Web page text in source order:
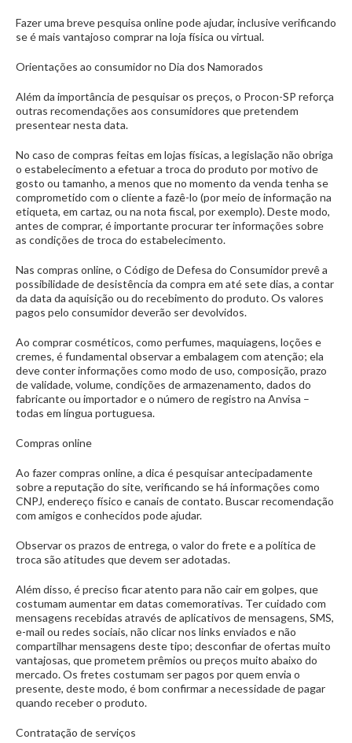
Fazer uma breve pesquisa online pode ajudar, inclusive verificando
se é mais vantajoso comprar na loja física ou virtual.
Orientações ao consumidor no Dia dos Namorados
Além da importância de pesquisar os preços, o Procon-SP reforça
outras recomendações aos consumidores que pretendem
presentear nesta data.
No caso de compras feitas em lojas físicas, a legislação não obriga
o estabelecimento a efetuar a troca do produto por motivo de
gosto ou tamanho, a menos que no momento da venda tenha se
comprometido com o cliente a fazê-lo (por meio de informação na
etiqueta, em cartaz, ou na nota fiscal, por exemplo). Deste modo,
antes de comprar, é importante procurar ter informações sobre
as condições de troca do estabelecimento.
Nas compras online, o Código de Defesa do Consumidor prevê a
possibilidade de desistência da compra em até sete dias, a contar
da data da aquisição ou do recebimento do produto. Os valores
pagos pelo consumidor deverão ser devolvidos.
Ao comprar cosméticos, como perfumes, maquiagens, loções e
cremes, é fundamental observar a embalagem com atenção; ela
deve conter informações como modo de uso, composição, prazo
de validade, volume, condições de armazenamento, dados do
fabricante ou importador e o número de registro na Anvisa –
todas em língua portuguesa.
Compras online
Ao fazer compras online, a dica é pesquisar antecipadamente
sobre a reputação do site, verificando se há informações como
CNPJ, endereço físico e canais de contato. Buscar recomendação
com amigos e conhecidos pode ajudar.
Observar os prazos de entrega, o valor do frete e a política de
troca são atitudes que devem ser adotadas.
Além disso, é preciso ficar atento para não cair em golpes, que
costumam aumentar em datas comemorativas. Ter cuidado com
mensagens recebidas através de aplicativos de mensagens, SMS,
e-mail ou redes sociais, não clicar nos links enviados e não
compartilhar mensagens deste tipo; desconfiar de ofertas muito
vantajosas, que prometem prêmios ou preços muito abaixo do
mercado. Os fretes costumam ser pagos por quem envia o
presente, deste modo, é bom confirmar a necessidade de pagar
quando receber o produto.
Contratação de serviços